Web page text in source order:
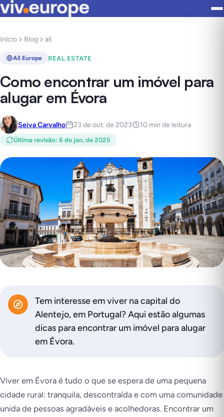
Início Blog all
All Europe REAL ESTATE
Como encontrar um imóvel para
alugar em Évora
Seiva Carvalho 23 de out. de 2023 10 min de leitura
Última revisão: 6 de jan. de 2025
Tem interesse em viver na capital do
Alentejo, em Portugal? Aqui estão algumas
dicas para encontrar um imóvel para alugar
em Évora.
Viver em Évora é tudo o que se espera de uma pequena
cidade rural: tranquila, descontraída e com uma comunidade
unida de pessoas agradáveis e acolhedoras. Encontrar um